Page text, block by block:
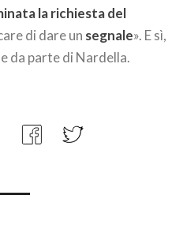
la richiesta del
di dare un segnale». E sì,
da parte di Nardella.